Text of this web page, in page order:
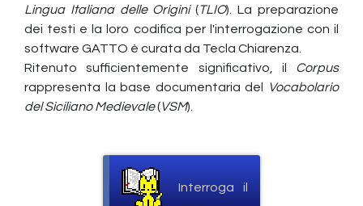
Lingua Italiana delle Origini(TLIO). La preparazione
dei testi e la loro codifica per l'interrogazione con il
software GATTO è curata da Tecla Chiarenza.
Ritenuto sufficientemente significativo, il Corpus
rappresenta la base documentaria del
Vocabolario
del Siciliano Medievale(VSM).
Interroga il